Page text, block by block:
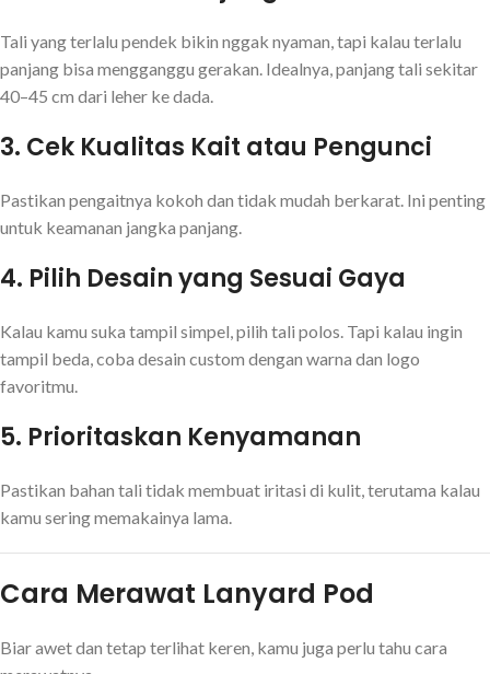
Tali yang terlalu pendek bikin nggak nyaman, tapi kalau terlalu
panjang bisa mengganggu gerakan. Idealnya, panjang tali sekitar
40–45 cm dari leher ke dada.
3. Cek Kualitas Kait atau Pengunci
Pastikan pengaitnya kokoh dan tidak mudah berkarat. Ini penting
untuk keamanan jangka panjang.
4. Pilih Desain yang Sesuai Gaya
Kalau kamu suka tampil simpel, pilih tali polos. Tapi kalau ingin
tampil beda, coba desain custom dengan warna dan logo
favoritmu.
5. Prioritaskan Kenyamanan
Pastikan bahan tali tidak membuat iritasi di kulit, terutama kalau
kamu sering memakainya lama.
Cara Merawat Lanyard Pod
Biar awet dan tetap terlihat keren, kamu juga perlu tahu cara